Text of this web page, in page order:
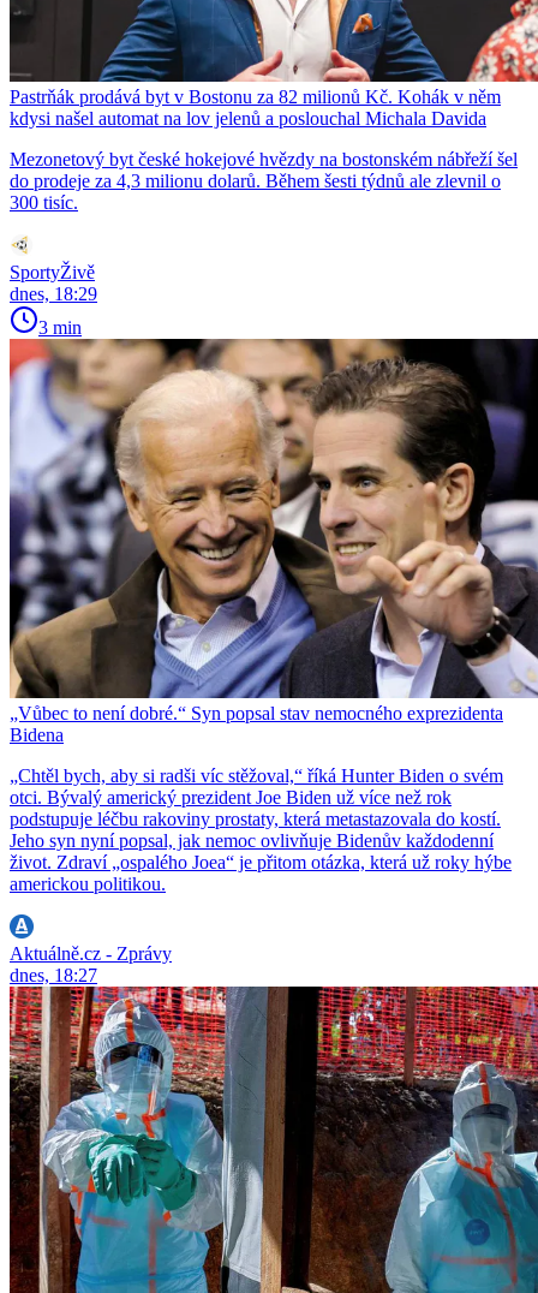
Pastrňák prodává byt v Bostonu za 82 milionů Kč. Kohák v něm
kdysi našel automat na lov jelenů a poslouchal Michala Davida
Mezonetový byt české hokejové hvězdy na bostonském nábřeží šel
do prodeje za 4,3 milionu dolarů. Během šesti týdnů ale zlevnil o
300 tisíc.
SportyŽivě
dnes, 18:29
3 min
„Vůbec to není dobré.“ Syn popsal stav nemocného exprezidenta
Bidena
„Chtěl bych, aby si radši víc stěžoval,“ říká Hunter Biden o svém
otci. Bývalý americký prezident Joe Biden už více než rok
podstupuje léčbu rakoviny prostaty, která metastazovala do kostí.
Jeho syn nyní popsal, jak nemoc ovlivňuje Bidenův každodenní
život. Zdraví „ospalého Joea“ je přitom otázka, která už roky hýbe
americkou politikou.
Aktuálně.cz - Zprávy
dnes, 18:27